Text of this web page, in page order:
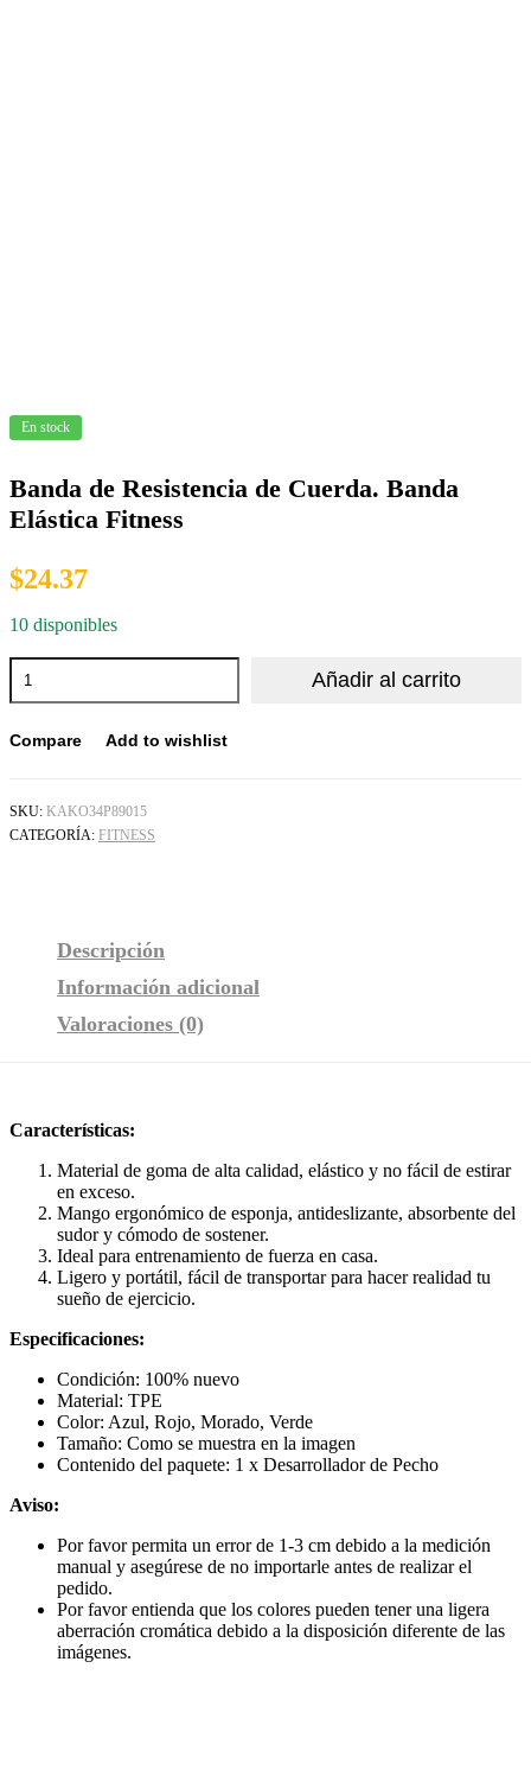
En stock
Banda de Resistencia de Cuerda. Banda
Elástica Fitness
$24.37
10 disponibles
Añadir al carrito
Compare Add to wishlist
SKU: KAKO34P89015
CATEGORÍA: FITNESS
Descripción
Información adicional
Valoraciones (0)
Características:
Material de goma de alta calidad, elástico y no fácil de estirar
en exceso.
Mango ergonómico de esponja, antideslizante, absorbente del
sudor y cómodo de sostener.
Ideal para entrenamiento de fuerza en casa.
Ligero y portátil, fácil de transportar para hacer realidad tu
sueño de ejercicio.
Especificaciones:
Condición: 100% nuevo
Material: TPE
Color: Azul, Rojo, Morado, Verde
Tamaño: Como se muestra en la imagen
Contenido del paquete: 1 x Desarrollador de Pecho
Aviso:
Por favor permita un error de 1-3 cm debido a la medición
manual y asegúrese de no importarle antes de realizar el
pedido.
Por favor entienda que los colores pueden tener una ligera
aberración cromática debido a la disposición diferente de las
imágenes.